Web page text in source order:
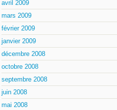
avril 2009
mars 2009
février 2009
janvier 2009
décembre 2008
octobre 2008
septembre 2008
juin 2008
mai 2008